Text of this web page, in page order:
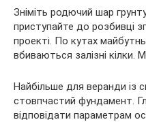
Зніміть родючий шар
приступайте до розбивці
проекті. По кутах
вбиваються залізні кілки.
Найбільше для веранди із
стовпчастий фундамент.
відповідати параметрам